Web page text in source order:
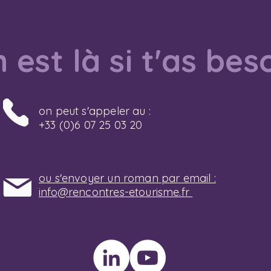
est là si t'as
on peut s'appeler au :
+33 (0)6 07 25 03 20
ou s'envoyer un roman par email :
info@rencontres-etourisme.fr